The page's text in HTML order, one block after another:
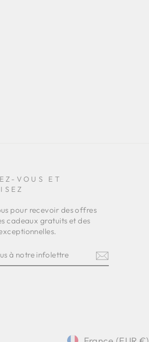
VOUS ET
pour recevoir des offres
cadeaux gratuits et des